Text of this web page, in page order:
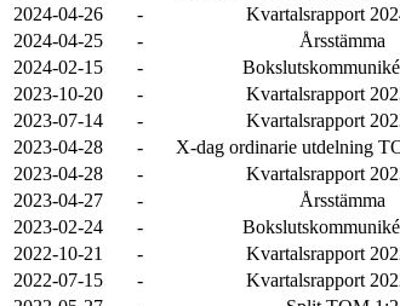
2024-04-26
-
Kvartalsrapport
2024-04-25
-
Årsstämma
2024-02-15
-
2023-10-20
-
Kvartalsrapport
2023-07-14
-
Kvartalsrapport
2023-04-28
-
X-dag ordinarie utdelning
2023-04-28
-
Kvartalsrapport
2023-04-27
-
Årsstämma
2023-02-24
-
2022-10-21
-
Kvartalsrapport
2022-07-15
-
Kvartalsrapport